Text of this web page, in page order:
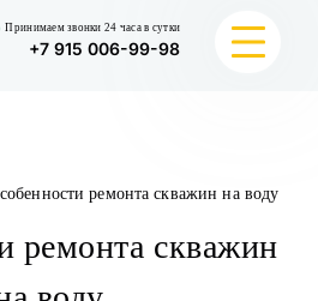
Принимаем звонки 24 часа в сутки
+7 915 006-99-98
ремонта скважин на воду
ремонта скважин